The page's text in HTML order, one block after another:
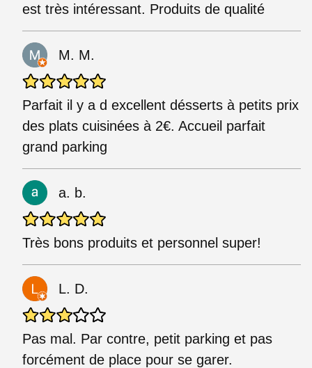
est très intéressant. Produits de qualité
M. M.
Parfait il y a d excellent désserts à petits prix
des plats cuisinées à 2€. Accueil parfait
grand parking
a. b.
Très bons produits et personnel super!
L. D.
Pas mal. Par contre, petit parking et pas
forcément de place pour se garer.